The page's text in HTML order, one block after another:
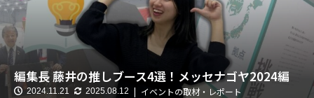
編集長 藤井の推しブース4選！メッセナゴヤ2024編
2024.11.21 2025.08.12 イベントの取材・レポート